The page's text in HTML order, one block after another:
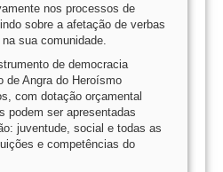
nos processos de
sobre a afetação de verbas
sua comunidade.
de democracia
de Angra do Heroísmo
com dotação orçamental
podem ser apresentadas
juventude, social e todas as
e competências do